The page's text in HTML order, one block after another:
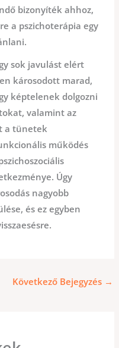
bizonyíték ahhoz,
a pszichoterápia egy
sok javulást elért
károsodott marad,
képtelenek dolgozni
valamint az
a tünetek
működés
Úgy
nagyobb
és ez egyben
Következő Bejegyzés →